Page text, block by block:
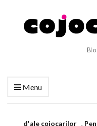
Menu
d'ale cojocarilor ,